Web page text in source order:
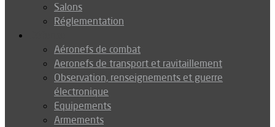
Salons
Réglementation
Aéronefs de combat
Aeronefs de transport et ravitaillement
Observation, renseignements et guerre
électronique
Equipements
Armements